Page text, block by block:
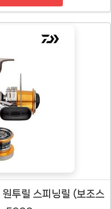
투릴 스피닝릴 (보조스